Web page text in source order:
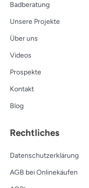
Badberatung
Unsere Projekte
Über uns
Videos
Prospekte
Kontakt
Blog
Rechtliches
Datenschutzerklärung
AGB bei Onlinekäufen